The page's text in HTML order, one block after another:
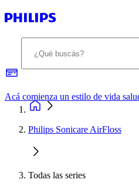
Philips Sonicare AirFloss
Todas las series